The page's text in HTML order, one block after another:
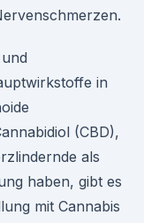
in
(CBD),
als
haben, gibt es
mit Cannabis